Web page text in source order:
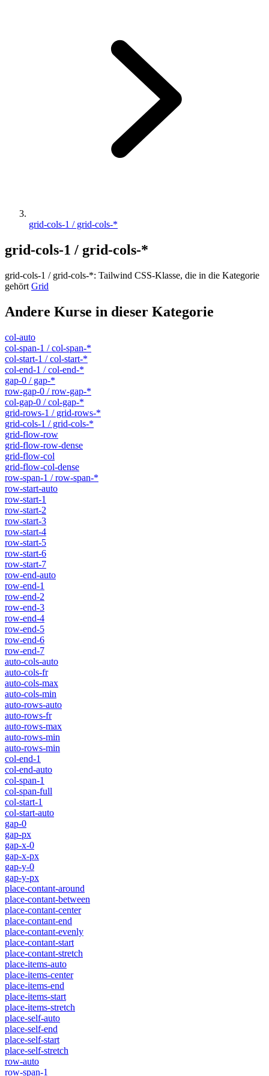
grid-cols-1 / grid-cols-*
grid-cols-1 / grid-cols-*
grid-cols-1 / grid-cols-*: Tailwind CSS-Klasse, die in die Kategorie
gehört Grid
Andere Kurse in dieser Kategorie
col-auto
col-span-1 / col-span-*
col-start-1 / col-start-*
col-end-1 / col-end-*
gap-0 / gap-*
row-gap-0 / row-gap-*
col-gap-0 / col-gap-*
grid-rows-1 / grid-rows-*
grid-cols-1 / grid-cols-*
grid-flow-row
grid-flow-row-dense
grid-flow-col
grid-flow-col-dense
row-span-1 / row-span-*
row-start-auto
row-start-1
row-start-2
row-start-3
row-start-4
row-start-5
row-start-6
row-start-7
row-end-auto
row-end-1
row-end-2
row-end-3
row-end-4
row-end-5
row-end-6
row-end-7
auto-cols-auto
auto-cols-fr
auto-cols-max
auto-cols-min
auto-rows-auto
auto-rows-fr
auto-rows-max
auto-rows-min
auto-rows-min
col-end-1
col-end-auto
col-span-1
col-span-full
col-start-1
col-start-auto
gap-0
gap-px
gap-x-0
gap-x-px
gap-y-0
gap-y-px
place-contant-around
place-contant-between
place-contant-center
place-contant-end
place-contant-evenly
place-contant-start
place-contant-stretch
place-items-auto
place-items-center
place-items-end
place-items-start
place-items-stretch
place-self-auto
place-self-end
place-self-start
place-self-stretch
row-auto
row-span-1